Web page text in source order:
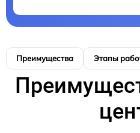
Преимущества Этапы